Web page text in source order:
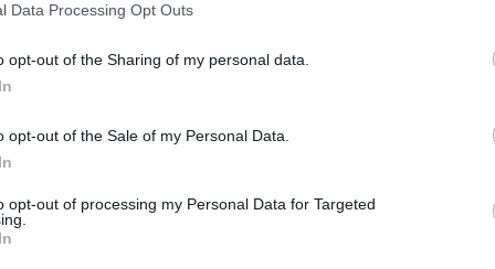
Data Processing Opt Outs
opt-out of the Sharing of my personal data.
opt-out of the Sale of my Personal Data.
opt-out of processing my Personal Data for Targeted
Εντοπίστηκε και παράνομη λειτουργία επιχειρήσεων
μέτρα